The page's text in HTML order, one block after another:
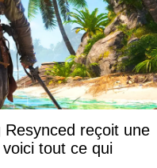
reçoit une
tout ce qui